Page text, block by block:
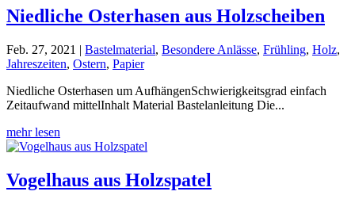
Niedliche Osterhasen aus Holzscheiben
Feb. 27, 2021 | Bastelmaterial, Besondere Anlässe, Frühling, Holz,
Jahreszeiten, Ostern, Papier
Niedliche Osterhasen um AufhängenSchwierigkeitsgrad einfach
Zeitaufwand mittelInhalt Material Bastelanleitung Die...
mehr lesen
Vogelhaus aus Holzspatel